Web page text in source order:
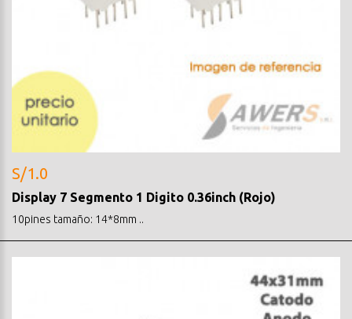
S/1.0
Display 7 Segmento 1 Digito 0.36inch (Rojo)
10pines tamaño: 14*8mm ..